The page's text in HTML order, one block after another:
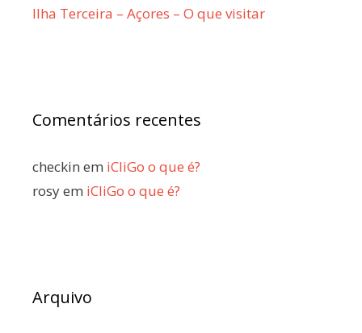
Ilha Terceira – Açores – O que visitar
Comentários recentes
checkin em iCliGo o que é?
rosyem iCliGo o que é?
Arquivo